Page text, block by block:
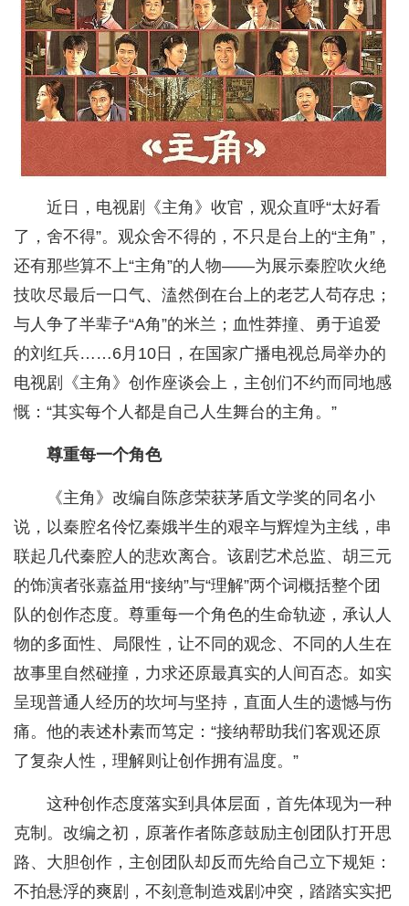
近日，电视剧《主角》收官，观众直呼“太好看
了，舍不得”。观众舍不得的，不只是台上的“主角”，
还有那些算不上“主角”的人物——为展示秦腔吹火绝
技吹尽最后一口气、溘然倒在台上的老艺人苟存忠；
与人争了半辈子“A角”的米兰；血性莽撞、勇于追爱
的刘红兵……6月10日，在国家广播电视总局举办的
电视剧《主角》创作座谈会上，主创们不约而同地感
慨：“其实每个人都是自己人生舞台的主角。”
尊重每一个角色
《主角》改编自陈彦荣获茅盾文学奖的同名小
说，以秦腔名伶忆秦娥半生的艰辛与辉煌为主线，串
联起几代秦腔人的悲欢离合。该剧艺术总监、胡三元
的饰演者张嘉益用“接纳”与“理解”两个词概括整个团
队的创作态度。尊重每一个角色的生命轨迹，承认人
物的多面性、局限性，让不同的观念、不同的人生在
故事里自然碰撞，力求还原最真实的人间百态。如实
呈现普通人经历的坎坷与坚持，直面人生的遗憾与伤
痛。他的表述朴素而笃定：“接纳帮助我们客观还原
了复杂人性，理解则让创作拥有温度。”
这种创作态度落实到具体层面，首先体现为一种
克制。改编之初，原著作者陈彦鼓励主创团队打开思
路、大胆创作，主创团队却反而先给自己立下规矩：
不拍悬浮的爽剧，不刻意制造戏剧冲突，踏踏实实把